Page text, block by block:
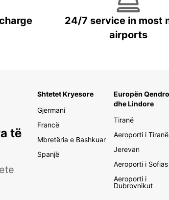
24/7 service in most
airports
të
Shtetet Kryesore
Gjermani
Francë
Mbretëria e Bashkuar
Spanjë
Europën
dhe Lindore
Tiranë
Aeroporti i
Jerevan
Aeroporti i Sofias
Aeroporti i
Dubrovnikut